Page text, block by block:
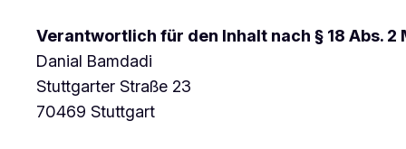
Verantwortlich für den Inhalt nach § 18 Abs. 2
Danial Bamdadi
Stuttgarter Straße 23
70469 Stuttgart